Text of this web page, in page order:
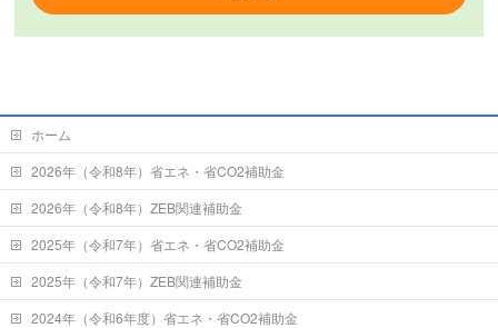
ホーム
2026年（令和8年）省エネ・省CO2補助金
2026年（令和8年）ZEB関連補助金
2025年（令和7年）省エネ・省CO2補助金
2025年（令和7年）ZEB関連補助金
2024年（令和6年度）省エネ・省CO2補助金